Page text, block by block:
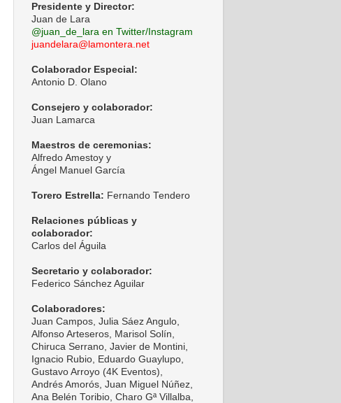
Presidente y Director:
Juan de Lara
@juan_de_lara en Twitter/Instagram
juandelara@lamontera.net
Colaborador Especial:
Antonio D. Olano
Consejero y colaborador:
Juan Lamarca
Maestros de ceremonias:
Alfredo Amestoy y
Ángel Manuel García
Torero Estrella: Fernando Tendero
Relaciones públicas y
colaborador:
Carlos del Águila
Secretario y colaborador:
Federico Sánchez Aguilar
Colaboradores:
Juan Campos, Julia Sáez Angulo,
Alfonso Arteseros, Marisol Solín,
Chiruca Serrano, Javier de Montini,
Ignacio Rubio, Eduardo Guaylupo,
Gustavo Arroyo (4K Eventos),
Andrés Amorós, Juan Miguel Núñez,
Ana Belén Toribio, Charo Gª Villalba,